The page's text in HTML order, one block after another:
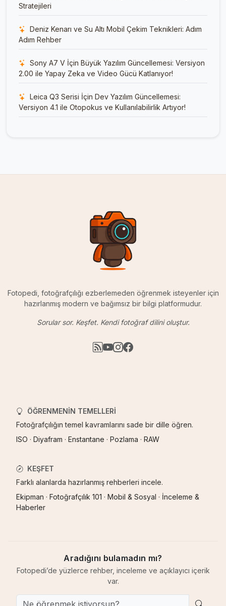
Stratejileri
Deniz Kenarı ve Su Altı Mobil Çekim Teknikleri: Adım
Adım Rehber
Sony A7 V İçin Büyük Yazılım Güncellemesi: Versiyon
2.00 ile Yapay Zeka ve Video Gücü Katlanıyor!
Leica Q3 Serisi İçin Dev Yazılım Güncellemesi:
Versiyon 4.1 ile Otopokus ve Kullanılabilirlik Artıyor!
Fotopedi, fotoğrafçılığı ezberlemeden öğrenmek isteyenler için
hazırlanmış modern ve bağımsız bir bilgi platformudur.
Sorular sor. Keşfet. Kendi fotoğraf dilini oluştur.
ÖĞRENMENIN TEMELLERI
Fotoğrafçılığın temel kavramlarını sade bir dille öğren.
ISO · Diyafram · Enstantane · Pozlama · RAW
KEŞFET
Farklı alanlarda hazırlanmış rehberleri incele.
Ekipman · Fotoğrafçılık 101 · Mobil & Sosyal · İnceleme &
Haberler
Aradığını bulamadın mı?
Fotopedi’de yüzlerce rehber, inceleme ve açıklayıcı içerik
var.